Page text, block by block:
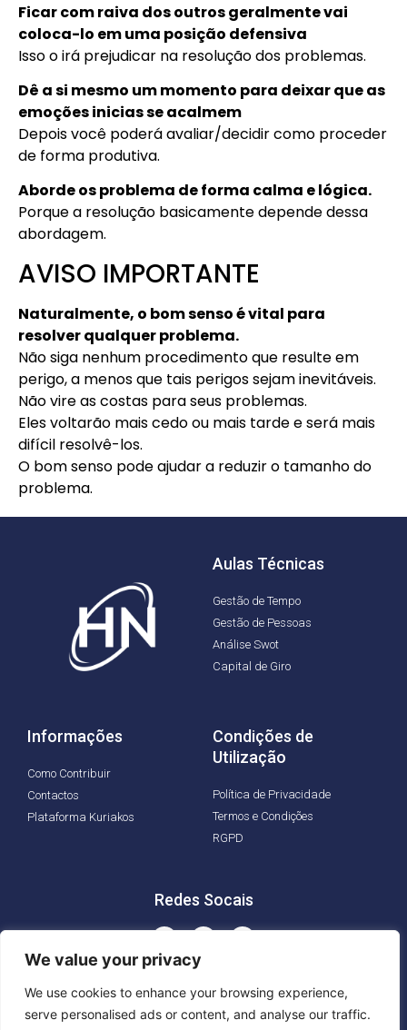
We value your privacy
We use cookies to enhance your browsing experience,
serve personalised ads or content, and analyse our traffic.
Ficar com raiva dos outros geralmente vai
coloca-lo em uma posição defensiva
Isso o irá prejudicar na resolução dos problemas.
Dê a si mesmo um momento para deixar que as
emoções inicias se acalmem
Depois você poderá avaliar/decidir como proceder
de forma produtiva.
Aborde os problema de forma calma e lógica.
Porque a resolução basicamente depende dessa
abordagem.
AVISO IMPORTANTE
Naturalmente, o bom senso é vital para
resolver qualquer problema.
Não siga nenhum procedimento que resulte em
perigo, a menos que tais perigos sejam inevitáveis.
Não vire as costas para seus problemas.
Eles voltarão mais cedo ou mais tarde e será mais
difícil resolvê-los.
O bom senso pode ajudar a reduzir o tamanho do
problema.
Aulas Técnicas
Gestão de Tempo
Gestão de Pessoas
Análise Swot
Capital de Giro
Informações
Como Contribuir
Contactos
Plataforma Kuriakos
Condições de
Utilização
Política de Privacidade
Termos e Condições
RGPD
Redes Socais
© Copyright © Kuriakos Negócios - Todos os direitos reservados -